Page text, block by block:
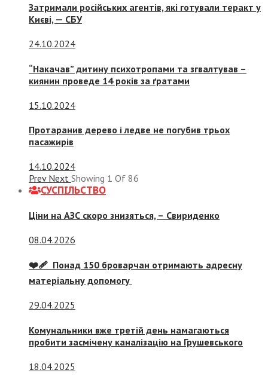
Затримали російських агентів, які готували теракт у
Києві, — СБУ
24.10.2024
“Накачав” дитину психотропами та згвалтував –
киянин проведе 14 років за ґратами
15.10.2024
Протаранив дерево і ледве не погубив трьох
пасажирів
14.10.2024
Prev Next Showing 1 Of 86
СУСПIЛЬСТВО
Ціни на АЗС скоро знизяться, – Свириденко
08.04.2026
❤️‍🩹 Понад 150 броварчан отримають адресну
матеріальну допомогу
29.04.2025
Комунальники вже третій день намагаються
пробити засмічену каналізацію на Грушевського
18.04.2025